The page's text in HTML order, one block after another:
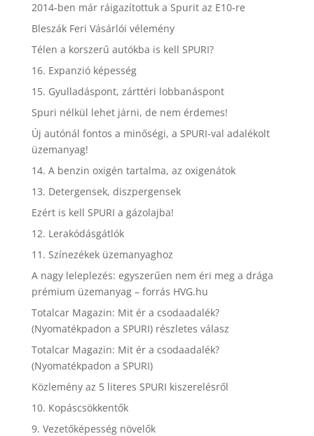
2014-ben már ráigazítottuk a Spurit az E10-re
Bleszák Feri Vásárlói vélemény
Télen a korszerű autókba is kell SPURI?
16. Expanzió képesség
15. Gyulladáspont, zárttéri lobbanáspont
Spuri nélkül lehet járni, de nem érdemes!
Új autónál fontos a minőségi, a SPURI-val adalékolt
üzemanyag!
14. A benzin oxigén tartalma, az oxigenátok
13. Detergensek, diszpergensek
Ezért is kell SPURI a gázolajba!
12. Lerakódásgátlók
11. Színezékek üzemanyaghoz
A nagy leleplezés: egyszerűen nem éri meg a drága
prémium üzemanyag – forrás HVG.hu
Totalcar Magazin: Mit ér a csodaadalék?
(Nyomatékpadon a SPURI) részletes válasz
Totalcar Magazin: Mit ér a csodaadalék?
(Nyomatékpadon a SPURI)
Közlemény az 5 literes SPURI kiszerelésről
10. Kopáscsökkentők
9. Vezetőképesség növelők